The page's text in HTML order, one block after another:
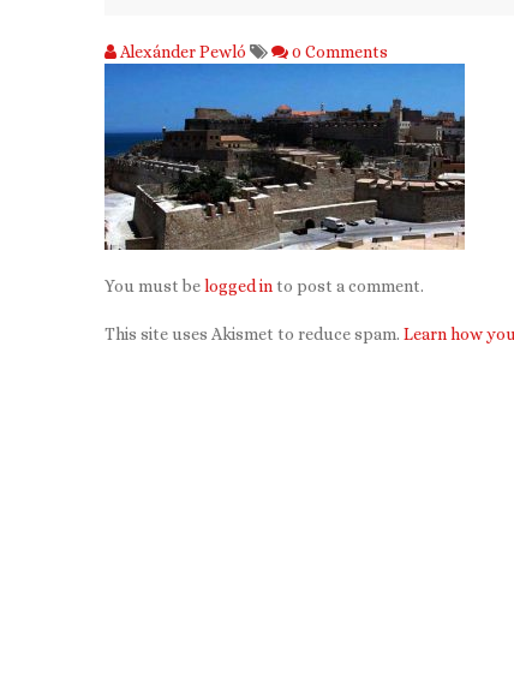
Alexánder Pewló 0 Comments
You must belogged in to post a comment.
This site uses Akismet to reduce spam. Learn how